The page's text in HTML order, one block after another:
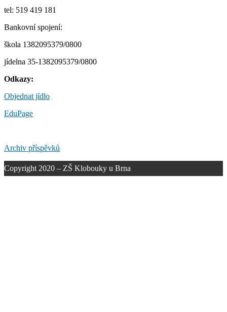
tel: 519 419 181
Bankovní spojení:
škola 1382095379/0800
jídelna 35-1382095379/0800
Odkazy:
Objednat jídlo
EduPage
Archiv příspěvků
Copyright 2020 – ZŠ Klobouky u Brna